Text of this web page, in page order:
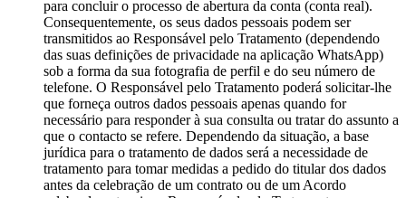
para concluir o processo de abertura da conta (conta real).
Consequentemente, os seus dados pessoais podem ser
transmitidos ao Responsável pelo Tratamento (dependendo
das suas definições de privacidade na aplicação WhatsApp)
sob a forma da sua fotografia de perfil e do seu número de
telefone. O Responsável pelo Tratamento poderá solicitar-lhe
que forneça outros dados pessoais apenas quando for
necessário para responder à sua consulta ou tratar do assunto a
que o contacto se refere. Dependendo da situação, a base
jurídica para o tratamento de dados será a necessidade de
tratamento para tomar medidas a pedido do titular dos dados
antes da celebração de um contrato ou de um Acordo